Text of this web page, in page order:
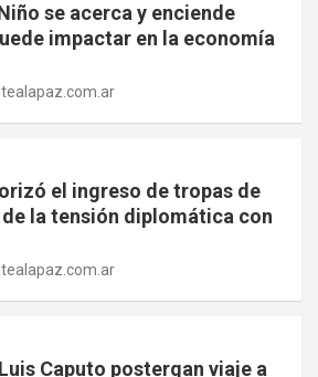
se acerca y enciende
impactar en la economía
el ingreso de tropas de
la tensión diplomática con
Caputo postergan viaje a